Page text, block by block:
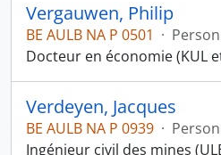
Vergauwen, Philip
BE AULB NA P 0501 ·
Docteur en économie (KUL
Verdeyen, Jacques
BE AULB NA P 0939 ·
Ingénieur civil des mines